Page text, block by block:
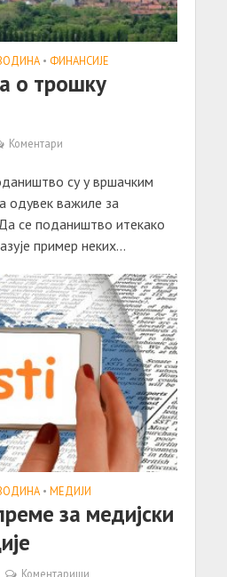
• ФИНАНСИЈЕ
о трошку
Коментари
су у вршачким
одувек важиле за
се подаништво итекако
пример неких...
• МЕДИЈИ
за медијски
Коментариши